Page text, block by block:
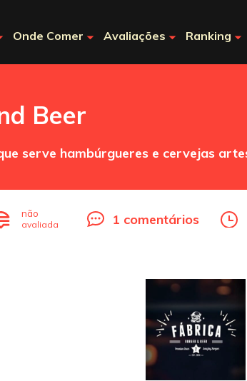
Onde Comer Avaliações Ranking
Beer
serve hambúrgueres e cervejas
não
avaliada 1 comentários